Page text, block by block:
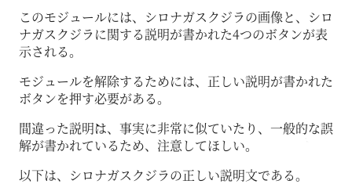
このモジュールには、シロナガスクジラの画像と、シロ
ナガスクジラに関する説明が書かれた4つのボタンが表
示される。
モジュールを解除するためには、正しい説明が書かれた
ボタンを押す必要がある。
間違った説明は、事実に非常に似ていたり、一般的な誤
解が書かれているため、注意してほしい。
以下は、シロナガスクジラの正しい説明文である。